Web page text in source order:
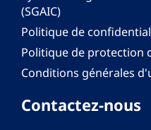
(SGAIC)
Politique de
Politique de protection
Conditions générales
Contactez-nous